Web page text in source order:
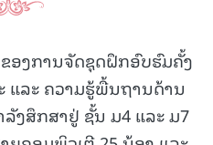
ອງການຈັດຊຸດຝຶກອົບຮົມຄັ້ງ
ແລະ ຄວາມຮູ້ພື້ນຖານດ້ານ
ງສຶກສາຢູ່ ຊັ້ນ ມ4 ແລະ ມ7